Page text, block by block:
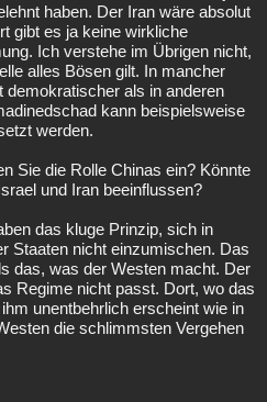
haben. Der Iran wäre absolut
gibt es ja keine wirkliche
Ich verstehe im Übrigen nicht,
alles Bösen gilt. In mancher
demokratischer als in anderen
kann beispielsweise
werden.
Sie die Rolle Chinas ein? Könnte
und Iran beeinflussen?
das kluge Prinzip, sich in
Staaten nicht einzumischen. Das
das, was der Westen macht. Der
Regime nicht passt. Dort, wo das
unentbehrlich erscheint wie in
die schlimmsten Vergehen